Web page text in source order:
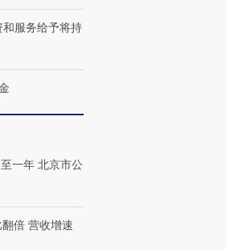
飞地休达
服务给予将持
一年 北京市公
倍 营收增速